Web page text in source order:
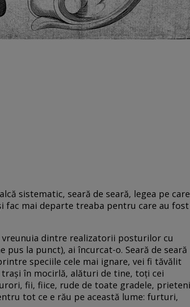
sistematic, seară de seară, legea pe care
fac mai departe treaba pentru care au fost
vreunuia dintre realizatorii posturilor cu
la punct), ai încurcat-o. Seară de seară
speciile cele mai ignare, vei fi tăvălit
în mocirlă, alături de tine, toţi cei
fii, fiice, rude de toate gradele,
tot ce e rău pe această lume: furturi,